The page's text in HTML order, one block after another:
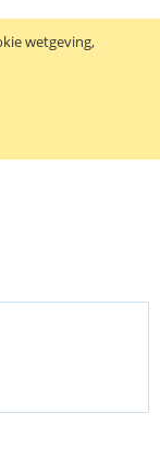
wetgeving,
802D.